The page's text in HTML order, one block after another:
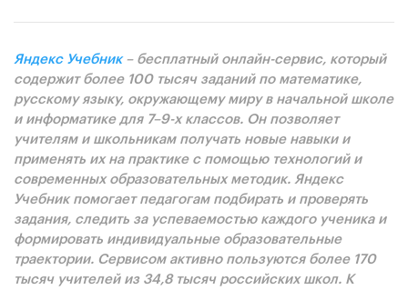
Яндекс Учебник– бесплатный онлайн-сервис, который
содержит более 100 тысяч заданий по математике,
русскому языку, окружающему миру в начальной школе
и информатике для 7–9-х классов. Он позволяет
учителям и школьникам получать новые навыки и
применять их на практике с помощью технологий и
современных образовательных методик. Яндекс
Учебник помогает педагогам подбирать и проверять
задания, следить за успеваемостью каждого ученика и
формировать индивидуальные образовательные
траектории. Сервисом активно пользуются более 170
тысяч учителей из 34,8 тысяч российских школ. К